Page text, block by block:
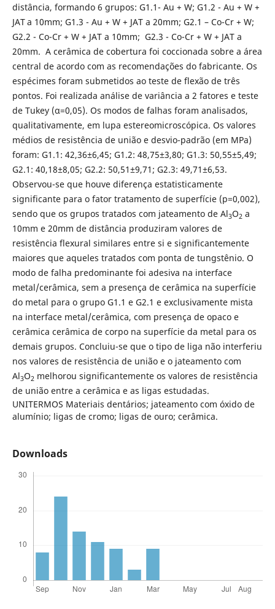
distância, formando 6 grupos: G1.1- Au + W; G1.2 - Au + W +
JATa 10mm; G1.3 - Au + W + JAT a 20mm; G2.1 – Co-Cr + W;
G2.2 - Co-Cr + W + JAT a 10mm; G2.3 - Co-Cr + W + JAT a
20mm. A cerâmica de cobertura foi coccionada sobre a área
central de acordo com as recomendações do fabricante. Os
espécimes foram submetidos ao teste de flexão de três
pontos. Foi realizada análise de variância a 2 fatores e teste
de Tukey (α=0,05). Os modos de falhas foram analisados,
qualitativamente, em lupa estereomicroscópica. Os valores
médios de resistência de união e desvio-padrão (em MPa)
foram: G1.1: 42,36±6,45; G1.2: 48,75±3,80; G1.3: 50,55±5,49;
G2.1: 40,18±8,05; G2.2: 50,51±9,71; G2.3: 49,71±6,53.
Observou-se que houve diferença estatisticamente
significante para o fator tratamento de superfície (p=0,002),
sendo que os grupos tratados com jateamento de Al3O2 a
10mm e 20mm de distância produziram valores de
resistência flexural similares entre si e significantemente
maiores que aqueles tratados com ponta de tungstênio. O
modo de falha predominante foi adesiva na interface
metal/cerâmica, sem a presença de cerâmica na superfície
do metal para o grupo G1.1 e G2.1 e exclusivamente mista
na interface metal/cerâmica, com presença de opaco e
cerâmica cerâmica de corpo na superfície da metal para os
demais grupos. Concluiu-se que o tipo de liga não interferiu
nos valores de resistência de união e o jateamento com
Al3O2 melhorou significantemente os valores de resistência
de união entre a cerâmica e as ligas estudadas.
UNITERMOS Materiais dentários; jateamento com óxido de
alumínio; ligas de cromo; ligas de ouro; cerâmica.
Downloads